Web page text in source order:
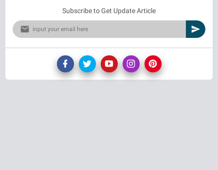
Subscribe to Get Update Article